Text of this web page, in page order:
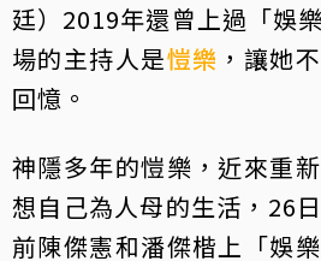
廷）2019年還曾上過「娛
場的主持人是愷樂 ，讓她
回憶。
神隱多年的愷樂，近來重
想自己為人母的生活，26
前陳傑憲和潘傑楷上「娛